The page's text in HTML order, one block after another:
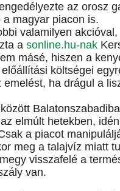
az orosz
magyar piacon is.
valamilyen
a sonline.hu-nak
másé, hiszen a
költségei
ha drágul a
elmúlt hetekben,
a piacot
meg a talajvíz miatt
visszafelé a
van.